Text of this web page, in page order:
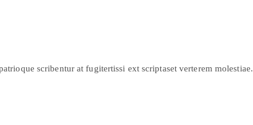
scribentur at fugitertissi ext scriptaset verterem molestiae.